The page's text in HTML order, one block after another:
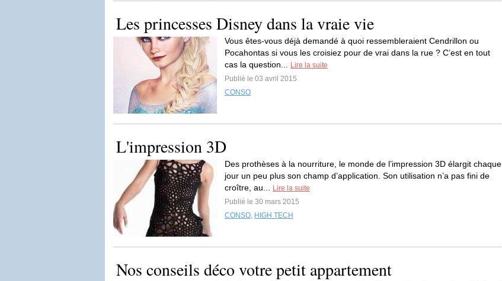
Les princesses Disney dans la vraie vie
Vous êtes-vous déjà demandé à quoi ressembleraient Cendrillon ou
Pocahontas si vous les croisiez pour de vrai dans la rue ? C’est en tout
cas la question...
Lire la suite
Publié le 03 avril 2015
CONSO
L'impression 3D
Des prothèses à la nourriture, le monde de l’impression 3D élargit chaque
jour un peu plus son champ d’application. Son utilisation n’a pas fini de
croître, au...
Lire la suite
Publié le 30 mars 2015
CONSO, HIGH TECH
Nos conseils déco votre petit appartement